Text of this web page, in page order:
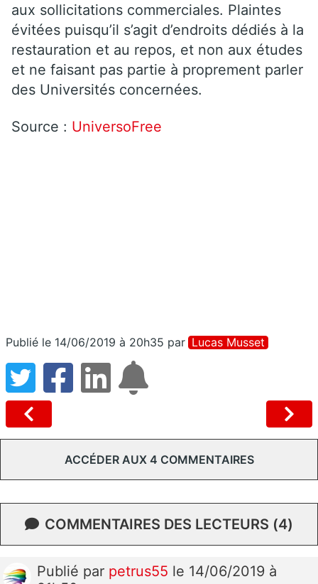
aux sollicitations commerciales. Plaintes
évitées puisqu’il s’agit d’endroits dédiés à la
restauration et au repos, et non aux études
et ne faisant pas partie à proprement parler
des Universités concernées.
Source : UniversoFree
Publié le 14/06/2019 à 20h35 par Lucas Musset
ACCÉDER AUX 4 COMMENTAIRES
COMMENTAIRES DES LECTEURS (4)
Publié par petrus55 le 14/06/2019 à